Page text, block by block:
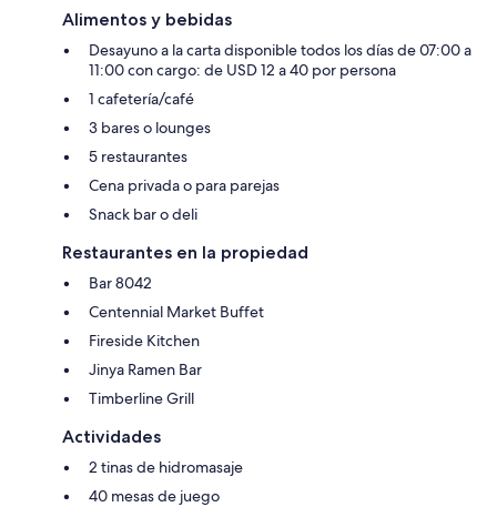
Alimentos y bebidas
Desayuno a la carta disponible todos los días de 07:00 a
11:00 con cargo: de USD 12 a 40 por persona
1 cafetería/café
3 bares o lounges
5 restaurantes
Cena privada o para parejas
Snack bar o deli
Restaurantes en la propiedad
Bar 8042
Centennial Market Buffet
Fireside Kitchen
Jinya Ramen Bar
Timberline Grill
Actividades
2 tinas de hidromasaje
40 mesas de juego